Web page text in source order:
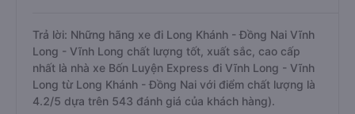
Trả lời: Những hãng xe đi Long Khánh - Đồng Nai Vĩnh
Long - Vĩnh Long chất lượng tốt, xuất sắc, cao cấp
nhất là nhà xe Bốn Luyện Express đi Vĩnh Long - Vĩnh
Long từ Long Khánh - Đồng Nai với điểm chất lượng là
4.2/5 dựa trên 543 đánh giá của khách hàng).